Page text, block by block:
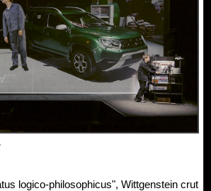
logico-philosophicus", Wittgenstein crut